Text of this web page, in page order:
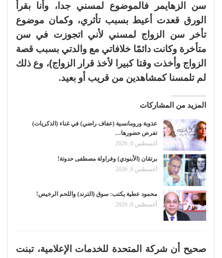
سن الزهايمر فالموضوع لمسني جدا، وأنا بقرأ
الورق قعدت أعيط بسبب تأثري، وكمان موضوع
تأخر سن الزواج لمسني لأني اتجوزت في سن
متأخرة وكانت دائمًا خلافاتي مع والدتي بسبب قصة
الزواج وأخذت وقتا كبيرا لأخذ قرار الزواج)، وع ذلك
لم تلمسنا كمشاهدين من قريب أو بعيد.
المزيد من المشاركات
عذوبة ورومانسية (عفاف راضي) في غناء (الذكريات)
تفرض حضورها…
أغسطس 6, 2026
برتقان (الأبنودي) وفراولة مصطفى حدوتة!
أغسطس 6, 2026
محمود عطية يكتب: سوق (الترند) واللحم الرخيص!
أغسطس 6, 2026
صحيح أن شركة المتحدة للخدمات الإعلامية، تبنت